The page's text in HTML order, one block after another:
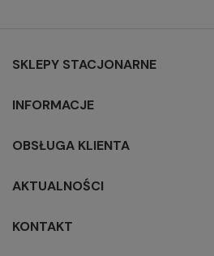
SKLEPY STACJONARNE
INFORMACJE
OBSŁUGA KLIENTA
AKTUALNOŚCI
KONTAKT